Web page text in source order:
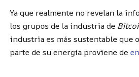
Ya que realmente no revelan la
los grupos de la industria de
industria es más sustentable que
parte de su energía proviene de